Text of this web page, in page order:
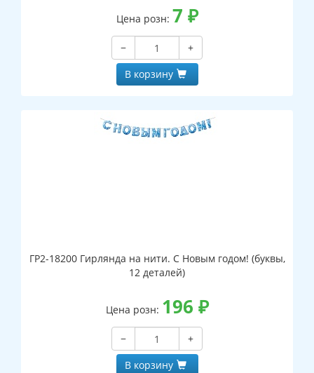
Цена розн: 7 ₽
−
+
В корзину
ГР2-18200 Гирлянда на нити. С Новым годом! (буквы,
12 деталей)
Цена розн: 196 ₽
−
+
В корзину